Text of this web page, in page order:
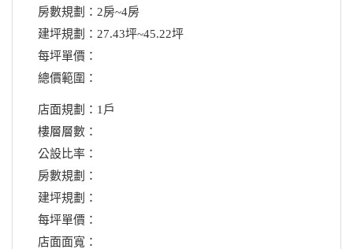
房數規劃：2房~4房
建坪規劃：27.43坪~45.22坪
每坪單價：
總價範圍：
店面規劃：1戶
樓層層數：
公設比率：
房數規劃：
建坪規劃：
每坪單價：
店面面寬：